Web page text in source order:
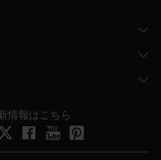
情報はこちら